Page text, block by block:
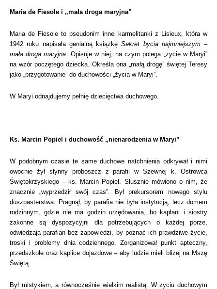
Maria de Fiesole i „mała droga maryjna”
Maria de Fiesole to pseudonim innej karmelitanki z Lisieux, która w
1942 roku napisała genialną książkęSekret bycia najmniejszym –
mała droga maryjna. Opisuje w niej, na czym polega „życie w Maryi”
na wzór poczętego dziecka. Określa ona „małą drogę” świętej Teresy
jako „przygotowanie” do duchowości „życia w Maryi”.
W Maryi odnajdujemy pełnię dziecięctwa duchowego.
Ks. Marcin Popiel i duchowość „nienarodzenia w Maryi”
W podobnym czasie te same duchowe natchnienia odkrywał i nimi
owocnie żył słynny proboszcz z parafii w Szewnej k. Ostrowca
Świętokrzyskiego – ks. Marcin Popiel. Słusznie mówiono o nim, że
znacznie „wyprzedził swój czas”. Był prekursorem nowego stylu
duszpasterstwa. Pragnął, by parafia nie była instytucją, lecz domem
rodzinnym, gdzie nie ma godzin urzędowania, bo kapłani i siostry
zakonne są dyspozycyjni dla potrzebujących o każdej porze,
odwiedzają parafian bez zapowiedzi, by poznać ich prawdziwe życie,
troski i problemy dnia codziennego. Zorganizował punkt apteczny,
przedszkole oraz kaplice dojazdowe – aby ludzie mieli bliżej na Mszę
Świętą.
Był mistykiem, a równocześnie wielkim realistą. W życiu duchowym